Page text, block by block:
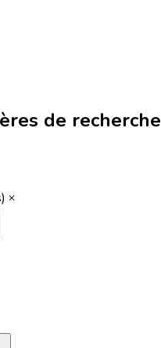
de recherche